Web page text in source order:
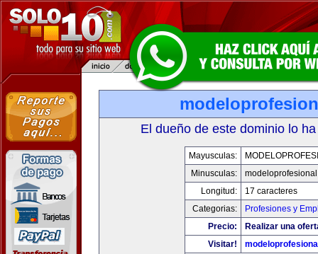
El dueño de este dominio lo
Mayusculas:
Minusculas:
Longitud:
17 caracteres
Categorias:
Profesiones y
Precio:
Realizar una
Visitar!